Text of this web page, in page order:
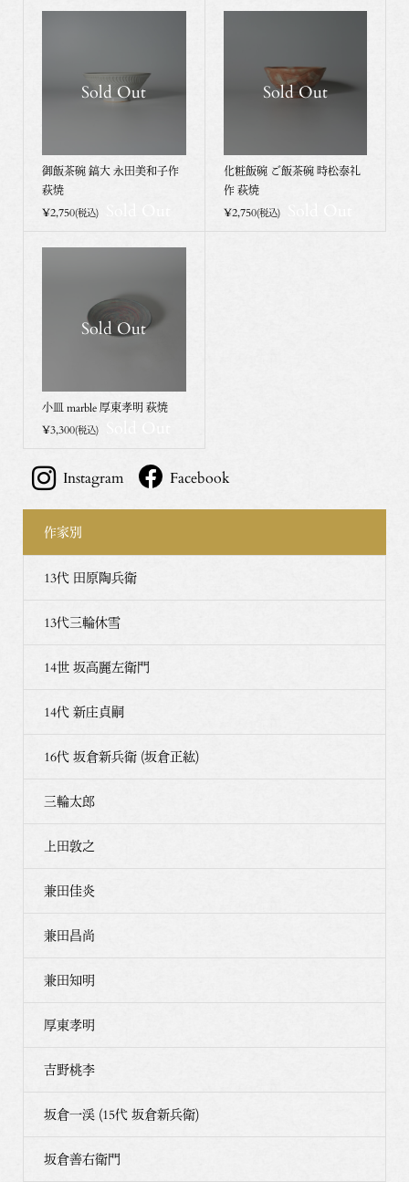
Sold Out
御飯茶碗 鎬大 永田美和子作
萩焼
¥2,750(税込)
Sold Out
化粧飯碗 ご飯茶碗 時松泰礼
作 萩焼
¥2,750(税込)
Sold Out
小皿 marble 厚東孝明 萩焼
¥3,300(税込)
Instagram Facebook
作家別
13代 田原陶兵衛
13代三輪休雪
14世 坂高麗左衛門
14代 新庄貞嗣
16代 坂倉新兵衛 (坂倉正紘)
三輪太郎
上田敦之
兼田佳炎
兼田昌尚
兼田知明
厚東孝明
吉野桃李
坂倉一渓 (15代 坂倉新兵衛)
坂倉善右衛門